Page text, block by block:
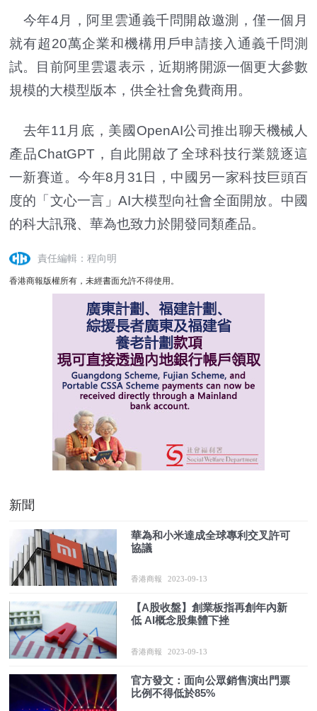
今年4月，阿里雲通義千問開啟邀測，僅一個月
就有超20萬企業和機構用戶申請接入通義千問測
試。目前阿里雲還表示，近期將開源一個更大參數
規模的大模型版本，供全社會免費商用。
去年11月底，美國OpenAI公司推出聊天機械人
產品ChatGPT，自此開啟了全球科技行業競逐這
一新賽道。今年8月31日，中國另一家科技巨頭百
度的「文心一言」AI大模型向社會全面開放。中國
的科大訊飛、華為也致力於開發同類產品。
責任編輯：程向明
香港商報版權所有，未經書面允許不得使用。
新聞
華為和小米達成全球專利交叉許可
協議
香港商報 2023-09-13
【A股收盤】創業板指再創年內新
低 AI概念股集體下挫
香港商報 2023-09-13
官方發文：面向公眾銷售演出門票
比例不得低於85%